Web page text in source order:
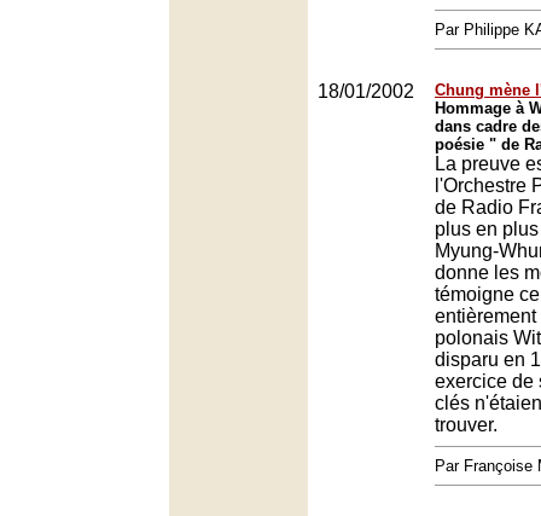
Par Philippe
18/01/2002
Chung mène
Hommage à
dans cadre
poésie " de
La preuve
l'Orchestre
de Radio
plus en
Myung-
donne les
témoigne
polonais
disparu en
exercice de
clés
trouver.
Par Françoise